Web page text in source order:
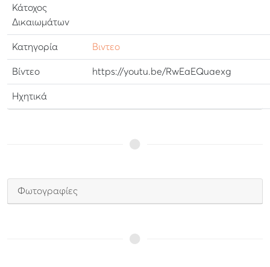
Κάτοχος
Δικαιωμάτων
Κατηγορία Βιντεο
Βίντεο https://youtu.be/RwEaEQuaexg
Ηχητικά
Φωτογραφίες